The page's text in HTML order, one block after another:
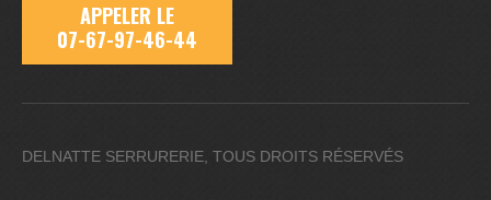
APPELER LE
07-67-97-46-44
DELNATTE SERRURERIE, TOUS DROITS RÉSERVÉS